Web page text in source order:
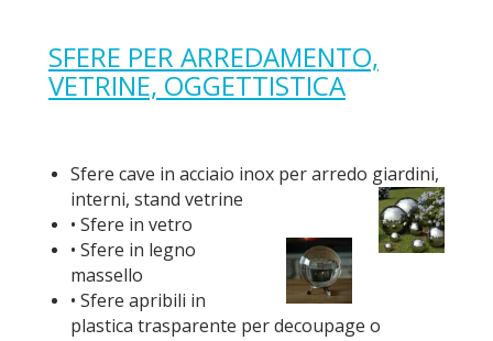
SFERE PER ARREDAMENTO,
VETRINE, OGGETTISTICA
Sfere cave in acciaio inox per arredo giardini,
interni, stand vetrine
• Sfere in vetro
• Sfere in legno
massello
• Sfere apribili in
plastica trasparente per decoupage o